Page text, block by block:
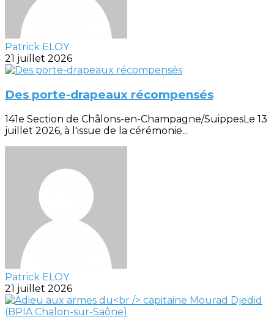
Patrick ELOY
21 juillet 2026
Des porte-drapeaux récompensés
141e Section de Châlons-en-Champagne/SuippesLe 13
juillet 2026, à l'issue de la cérémonie...
Patrick ELOY
21 juillet 2026